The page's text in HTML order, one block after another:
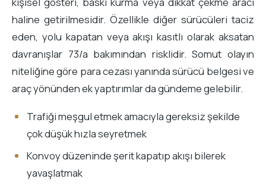
haline getirilmesidir. Özellikle diğer sürücüleri taciz
eden, yolu kapatan veya akışı kasıtlı olarak aksatan
davranışlar 73/a bakımından risklidir. Somut olayın
niteliğine göre para cezası yanında sürücü belgesi ve
araç yönünden ek yaptırımlar da gündeme gelebilir.
Trafiği meşgul etmek amacıyla gereksiz şekilde
çok düşük hızla seyretmek
Konvoy düzeninde şerit kapatıp akışı bilerek
yavaşlatmak